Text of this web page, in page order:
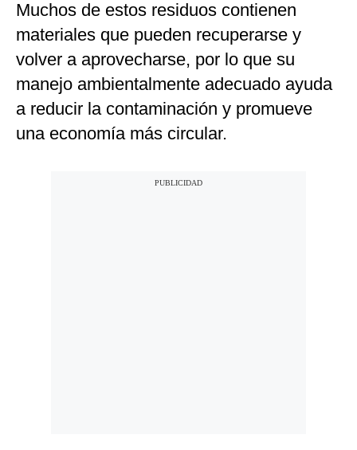
Muchos de estos residuos contienen
materiales que pueden recuperarse y
volver a aprovecharse, por lo que su
manejo ambientalmente adecuado ayuda
a reducir la contaminación y promueve
una economía más circular.